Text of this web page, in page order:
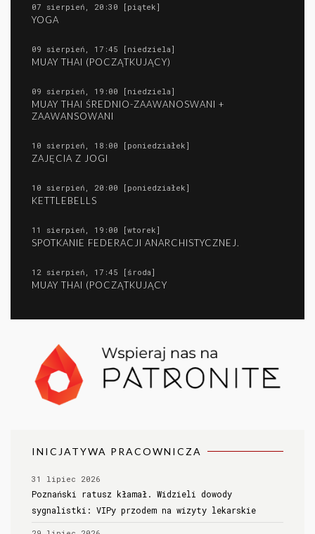
07 sierpień, 20:30 [piątek]
YOGA
09 sierpień, 17:45 [niedziela]
MUAY THAI (POCZĄTKUJĄCY)
09 sierpień, 19:00 [niedziela]
MUAY THAI ŚREDNIO-ZAAWANOSWANI +
ZAAWANSOWANI
10 sierpień, 18:00 [poniedziałek]
ZAJĘCIA Z JOGI
10 sierpień, 20:00 [poniedziałek]
KETTLEBELLS
11 sierpień, 19:00 [wtorek]
SPOTKANIE FEDERACJI ANARCHISTYCZNEJ.
12 sierpień, 17:45 [środa]
MUAY THAI (POCZĄTKUJĄCY
INICJATYWA PRACOWNICZA
31 lipiec 2026
Poznański ratusz kłamał. Widzieli dowody
sygnalistki: VIPy przodem na wizyty lekarskie